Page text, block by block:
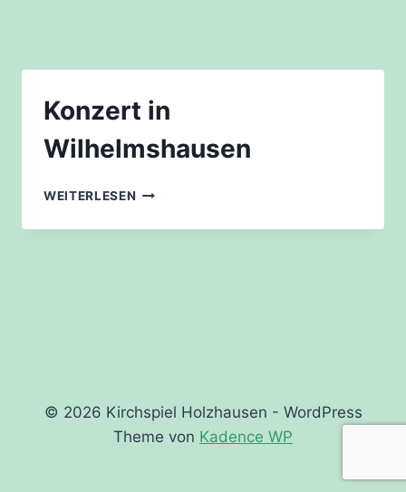
Konzert in
Wilhelmshausen
WEITERLESEN KONZERT
WILHELMSHAUSEN
© 2026 Kirchspiel Holzhausen - WordPress
Theme von Kadence WP